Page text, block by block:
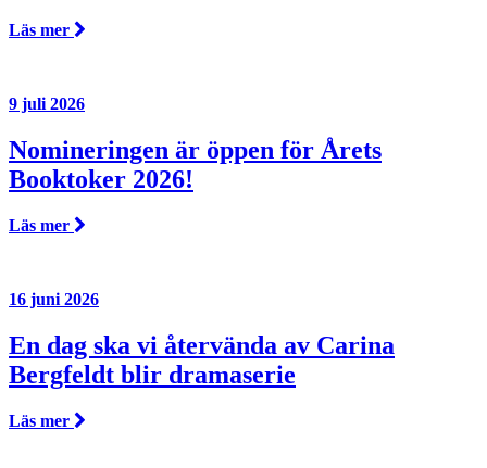
Läs mer
9 juli 2026
Nomineringen är öppen för Årets
Booktoker 2026!
Läs mer
16 juni 2026
En dag ska vi återvända av Carina
Bergfeldt blir dramaserie
Läs mer